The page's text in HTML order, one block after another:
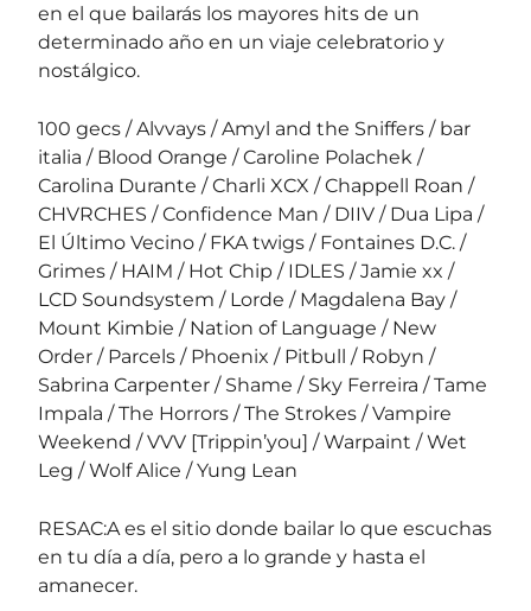
en el que bailarás los mayores hits de un
determinado año en un viaje celebratorio y
nostálgico.
100 gecs / Alvvays / Amyl and the Sniffers / bar
italia / Blood Orange / Caroline Polachek /
Carolina Durante / Charli XCX / Chappell Roan /
CHVRCHES / Confidence Man / DIIV / Dua Lipa /
El Último Vecino / FKA twigs / Fontaines D.C. /
Grimes / HAIM / Hot Chip / IDLES / Jamie xx /
LCD Soundsystem / Lorde / Magdalena Bay /
Mount Kimbie / Nation of Language / New
Order / Parcels / Phoenix / Pitbull / Robyn /
Sabrina Carpenter / Shame / Sky Ferreira / Tame
Impala / The Horrors / The Strokes / Vampire
Weekend / VVV [Trippin’you] / Warpaint / Wet
Leg / Wolf Alice / Yung Lean
RESAC:A es el sitio donde bailar lo que escuchas
en tu día a día, pero a lo grande y hasta el
amanecer.